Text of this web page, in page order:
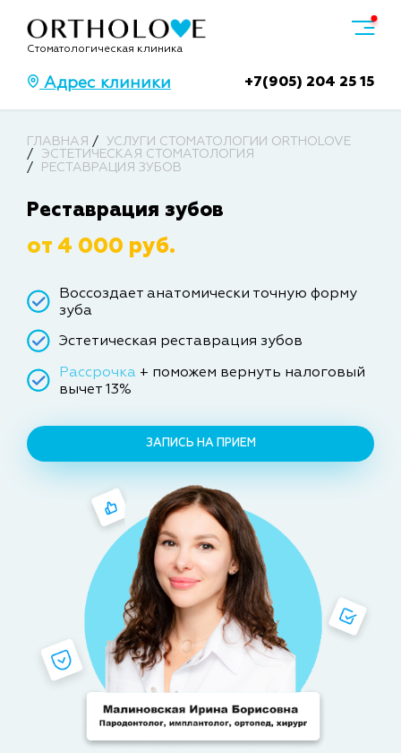
Стоматологическая клиника
Адрес клиники +7(905) 204 25 15
ГЛАВНАЯ
УСЛУГИ СТОМАТОЛОГИИ ORTHOLOVE
ЭСТЕТИЧЕСКАЯ СТОМАТОЛОГИЯ
РЕСТАВРАЦИЯ ЗУБОВ
Реставрация зубов
от 4 000 руб.
Воссоздает анатомически точную форму
зуба
Эстетическая реставрация зубов
Рассрочка + поможем вернуть налоговый
вычет 13%
ЗАПИСЬ НА ПРИЕМ